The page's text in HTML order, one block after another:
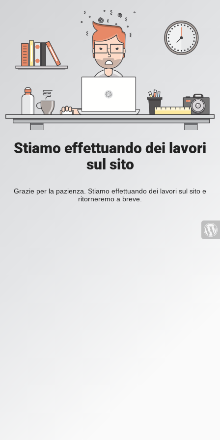
Stiamo effettuando dei lavori
sul sito
Grazie per la pazienza. Stiamo effettuando dei lavori sul sito e
ritorneremo a breve.